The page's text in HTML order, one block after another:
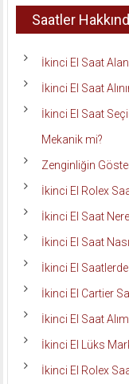
Saatler
İkinci El Saat
İkinci El Saat
İkinci El Saat
Mekanik mi?
Zenginliğin
İkinci El Rolex
İkinci El Saat
İkinci El Saat
İkinci El
İkinci El Cartier
İkinci El Saat
İkinci El Lüks
İkinci El Rolex